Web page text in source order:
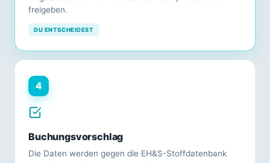
freigeben.
DU ENTSCHEIDEST
4
Buchungsvorschlag
Die Daten werden gegen die EH&S-Stoffdatenbank